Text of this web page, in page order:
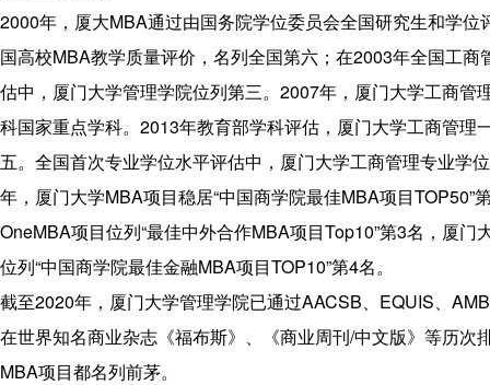
2000年，厦大MBA通过由国务院学位委员会全国研究生和学位
国高校MBA教学质量评价，名列全国第六；在2003年全国工商
估中，厦门大学管理学院位列第三。2007年，厦门大学工商管
科国家重点学科。2013年教育部学科评估，厦门大学工商管理
五。全国首次专业学位水平评估中，厦门大学工商管理专业学
年，厦门大学MBA项目稳居“中国商学院最佳MBA项目TOP50”
OneMBA项目位列“最佳中外合作MBA项目Top10”第3名，厦门
位列“中国商学院最佳金融MBA项目TOP10”第4名。
截至2020年，厦门大学管理学院已通过AACSB、EQUIS、
在世界知名商业杂志《福布斯》、《商业周刊/中文版》等历次
MBA项目都名列前茅。